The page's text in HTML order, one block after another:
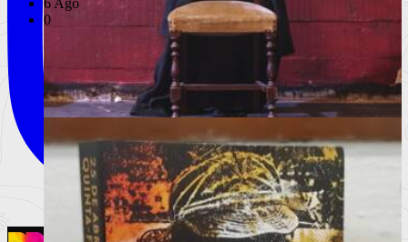
A vida, de robe e ao som de uma marcha
Ler mais
Livros da Semana
Entrevistas & Especiais
6 Ago
0